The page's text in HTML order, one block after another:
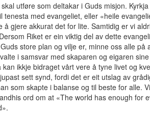
utføre som deltakar i Guds misjon.
tenesta med evangeliet, eller «heile
å gjere akkurat det for lite. Samtidig er vi
Riket er ein viktig del av dette
store plan og vilje er, minne oss alle på
i samsvar med skaparen og eigaren
ikkje bidraget vårt vere å tyne livet og
sett synd, fordi det er eit utslag av
som skapte i balanse og til beste for alle.
ord om at «The world has enough for